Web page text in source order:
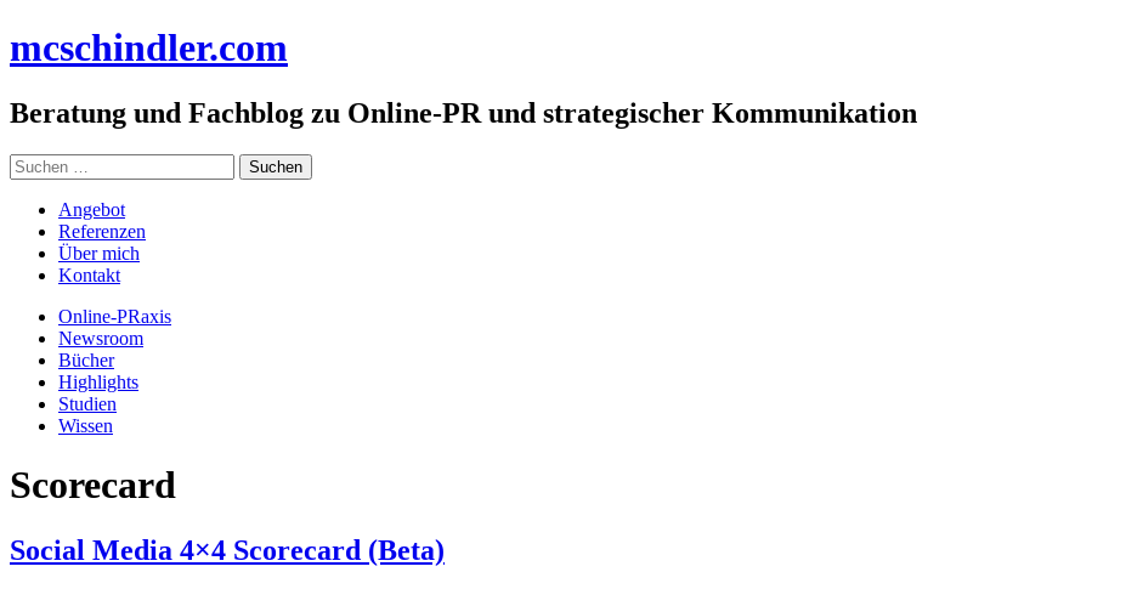
Inhalt
mcschindler.com
Beratung und Fachblog zu Online-PR und strategischer Kommunikation
Suchen
nach:
Angebot
Referenzen
Über mich
Kontakt
Online-PRaxis
Newsroom
Bücher
Highlights
Studien
Wissen
Scorecard
Social Media 4×4 Scorecard (Beta)